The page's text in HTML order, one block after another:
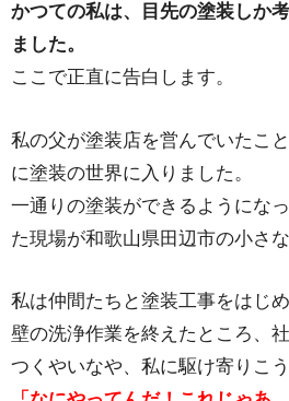
かつての私は、目先の塗装しか
ました。
ここで正直に告白します。
私の父が塗装店を営んでいたこ
に塗装の世界に入りました。
一通りの塗装ができるようにな
た現場が和歌山県田辺市の小さな
私は仲間たちと塗装工事をはじ
壁の洗浄作業を終えたところ、
つくやいなや、私に駆け寄りこ